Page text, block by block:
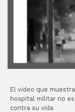
El video que
hospital militar no
contra su vida